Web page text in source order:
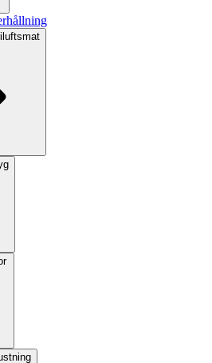
Lyktor & lampor